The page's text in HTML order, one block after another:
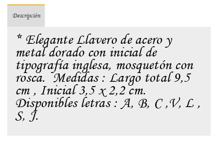
Descripción
* Elegante Llavero de acero y
metal dorado con inicial de
tipografía inglesa, mosquetón con
rosca. Medidas : Largo total 9,5
cm , Inicial 3,5 x 2,2 cm.
Disponibles letras : A, B, C ,V, L ,
S, J.